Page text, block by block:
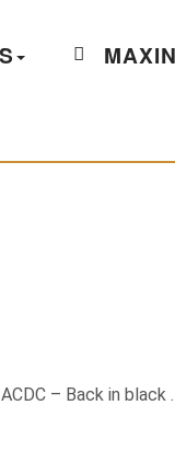
– Back in black